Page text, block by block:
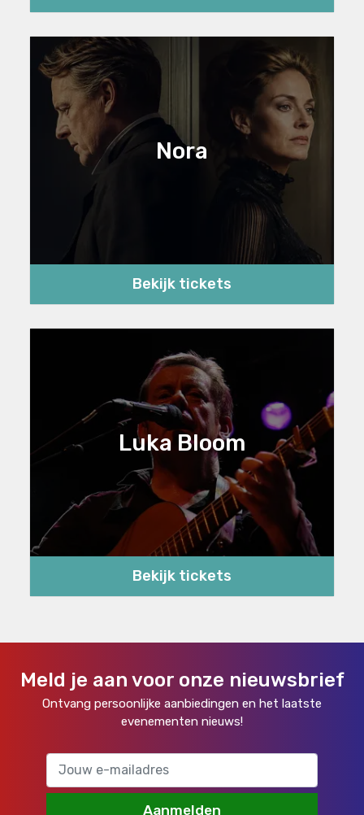
Nora
Bekijk tickets
Luka Bloom
Bekijk tickets
Meld je aan voor onze nieuwsbrief
Ontvang persoonlijke aanbiedingen en het laatste
evenementen nieuws!
Aanmelden